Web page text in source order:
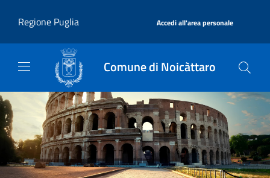
Regione Puglia
Accedi all'area personale
Comune di Noicàttaro